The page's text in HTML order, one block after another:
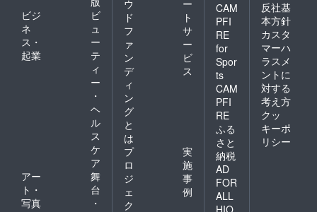
ビジ
ネ
ス・
起業
ビ
ュ
ー
テ
ィ
ー
・
ヘ
ル
ス
ケ
ア
アー
ト・
写真
舞
台
・
ウ
ド
フ
ァ
ン
デ
ィ
ン
グ
と
は
ー
ト
サ
ー
ビ
ス
プ
ロ
ジ
ェ
ク
実
施
事
例
CAM
PFI
RE
for
Spor
ts
CAM
PFI
RE
ふる
さと
納税
AD
FOR
ALL
HIO
反社基
本方針
カスタ
マーハ
ラスメ
ントに
対する
考え方
クッ
キーポ
リシー